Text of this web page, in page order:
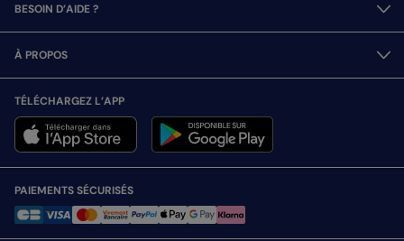
BESOIN D’AIDE ?
À PROPOS
TÉLÉCHARGEZ L’APP
PAIEMENTS SÉCURISÉS